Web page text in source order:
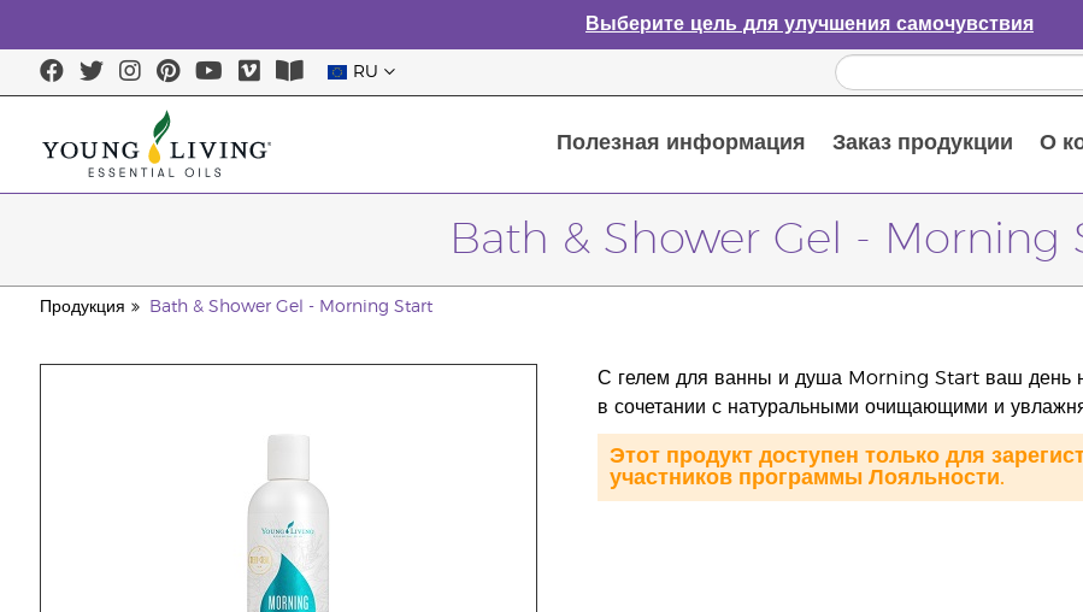
Выберите цель для улучшения самочувствия
RU
Полезная информация Заказ продукции О
Bath & Shower Gel - Morning
Продукция Bath & Shower Gel - Morning Start
С гелем для ванны и душа Morning Start ваш день
в сочетании с натуральными очищающими и
Этот продукт доступен только для
участников программы Лояльности.